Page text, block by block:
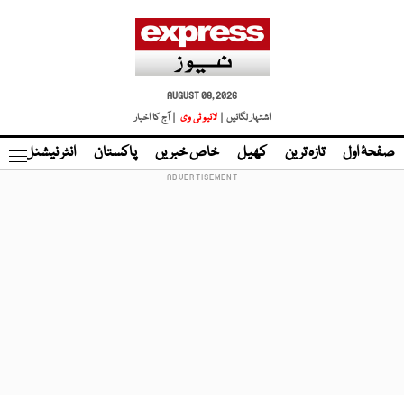
AUGUST 08, 2026
اشتہار لگائیں |
لائیو ٹی وی | آج کا اخبار
صفحۂ اول تازہ ترین کھیل خاص خبریں پاکستان انٹر نیشنل